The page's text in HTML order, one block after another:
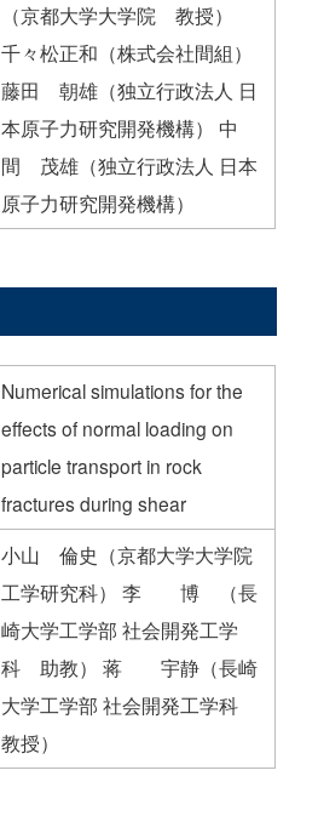
（京都大学大学院 教授）
千々松正和（株式会社間組）
藤田 朝雄（独立行政法人 日
本原子力研究開発機構） 中
間 茂雄（独立行政法人 日本
原子力研究開発機構）
Numerical simulations for the
effects of normal loading on
particle transport in rock
fractures during shear
小山 倫史（京都大学大学院
工学研究科） 李 博 （長
崎大学工学部 社会開発工学
科 助教） 蒋 宇静（長崎
大学工学部 社会開発工学科
教授）